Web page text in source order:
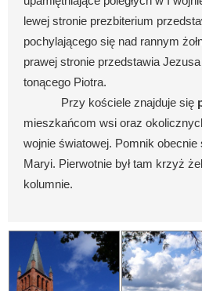
lewej stronie prezbiterium
pochylającego się nad rannym
prawej stronie przedstawia
tonącego Piotra.
Przy kościele znajduje się
mieszkańcom wsi oraz
wojnie światowej. Pomnik
Maryi. Pierwotnie był tam krzyż
kolumnie.